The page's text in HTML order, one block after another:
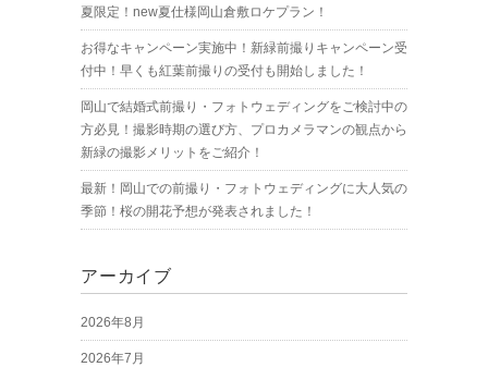
夏限定！new夏仕様岡山倉敷ロケプラン！
お得なキャンペーン実施中！新緑前撮りキャンペーン受
付中！早くも紅葉前撮りの受付も開始しました！
岡山で結婚式前撮り・フォトウェディングをご検討中の
方必見！撮影時期の選び方、プロカメラマンの観点から
新緑の撮影メリットをご紹介！
最新！岡山での前撮り・フォトウェディングに大人気の
季節！桜の開花予想が発表されました！
アーカイブ
2026年8月
2026年7月